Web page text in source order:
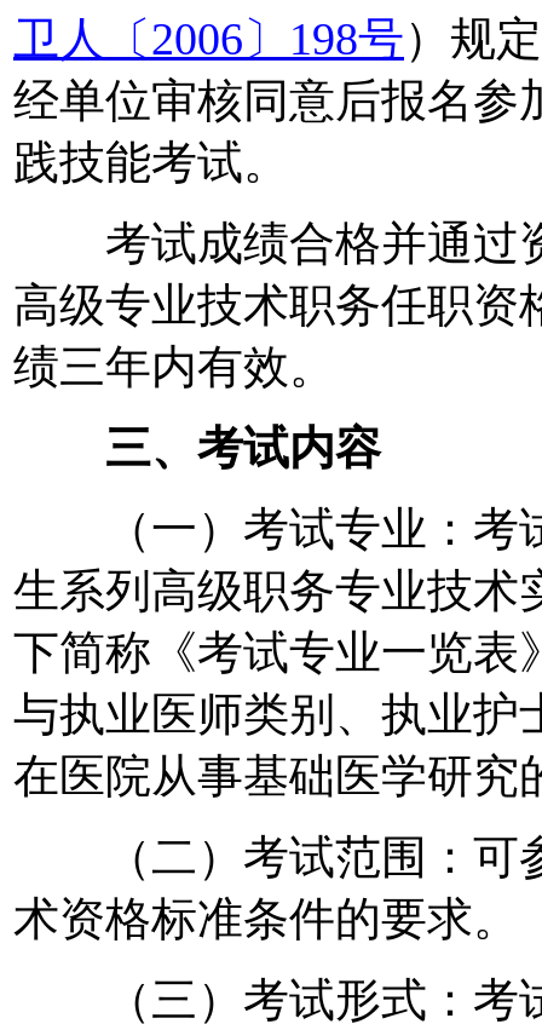
卫人〔2006〕198号）规
经单位审核同意后报名参
践技能考试。
考试成绩合格并通过
高级专业技术职务任职资
绩三年内有效。
三、考试内容
（一）考试专业：考
生系列高级职务专业技术
下简称《考试专业一览表
与执业医师类别、执业护
在医院从事基础医学研究
（二）考试范围：可
术资格标准条件的要求。
（三）考试形式：考